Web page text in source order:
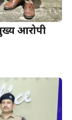
आरोपी